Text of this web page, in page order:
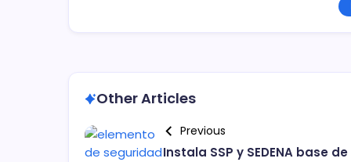
Other Articles
Previous
Instala SSP y SEDENA base de